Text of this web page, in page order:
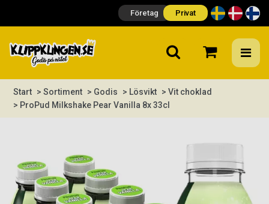
Företag Privat
Start > Sortiment > Godis > Lösvikt > Vit choklad
> ProPud Milkshake Pear Vanilla 8x 33cl